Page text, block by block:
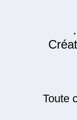
Toute